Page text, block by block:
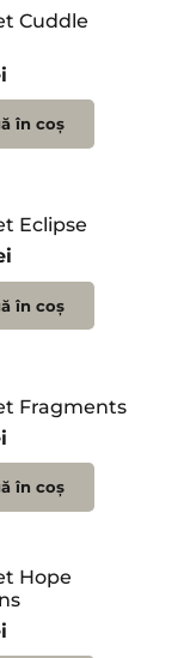
Cuddle
în coș
Eclipse
în coș
Fragments
în coș
Hope